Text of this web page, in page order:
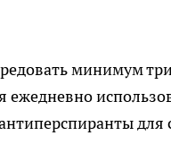
минимум
ежедневно
для